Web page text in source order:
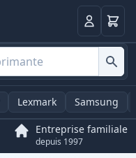
Panier
Lexmark Samsung
Entreprise familiale
depuis 1997